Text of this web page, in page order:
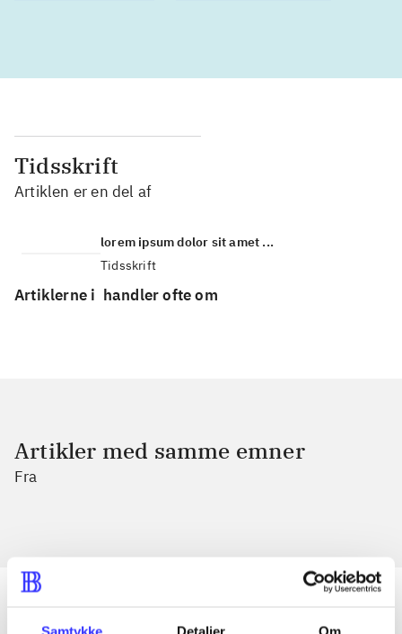
Tidsskrift
Artiklen er en del af
lorem ipsum dolor sit amet ...
Tidsskrift
Artiklerne i handler ofte om
Artikler med samme emner
Fra